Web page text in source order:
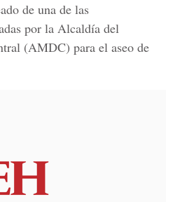
de una de las
por la Alcaldía del
(AMDC) para el aseo de